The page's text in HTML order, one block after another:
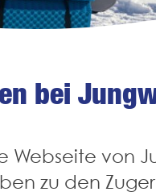
bei
Webseite von
zu den